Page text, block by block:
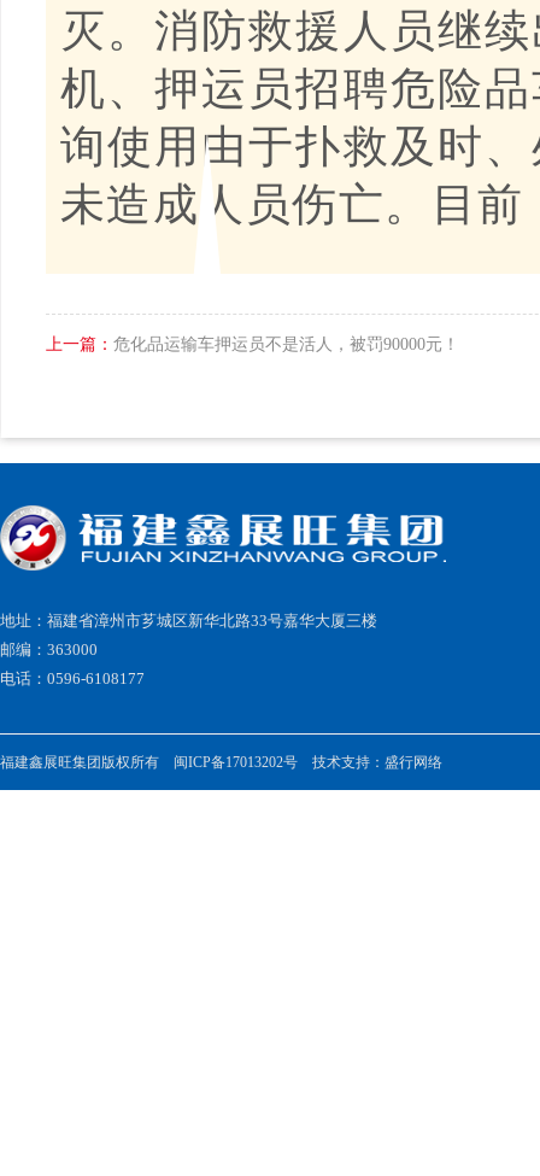
灭。消防救援人员继
机、押运员招聘危险
询使用由于扑救及时
未造成人员伤亡。目
上一篇： 危化品运输车押运员不是活人，被罚90000元！
地址：福建省漳州市芗城区新华北路33号嘉华大厦三楼
邮编：363000
电话：0596-6108177
福建鑫展旺集团版权所有 闽ICP备17013202号 技术支持： 盛行网络